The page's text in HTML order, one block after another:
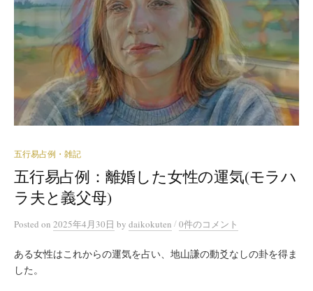
五行易占例・雑記
五行易占例：離婚した女性の運気(モラハ
ラ夫と義父母)
Posted on 2025年4月30日 by daikokuten /0件のコメント
ある女性はこれからの運気を占い、地山謙の動爻なしの卦を得ま
した。